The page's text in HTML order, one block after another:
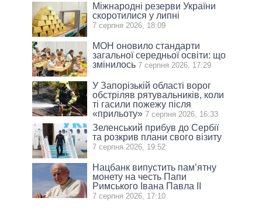
Міжнародні резерви України
скоротилися у липні
7 серпня 2026, 18:09
МОН оновило стандарти
загальної середньої освіти: що
змінилось 7 серпня 2026, 17:29
У Запорізькій області ворог
обстріляв рятувальників, коли
ті гасили пожежу після
«прильоту» 7 серпня 2026, 16:33
Зеленський прибув до Сербії
та розкрив плани свого візиту
7 серпня 2026, 19:52
Нацбанк випустить пам’ятну
монету на честь Папи
Римського Івана Павла II
7 серпня 2026, 17:10